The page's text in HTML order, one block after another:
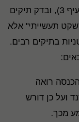
הדוחות שנעשו לפי התחשיב (ראה סעיף 3), ובדק תיקים
תעשייתי" אלא
בתיקים רבים.
רואה
ועל כן דורש
מכך.